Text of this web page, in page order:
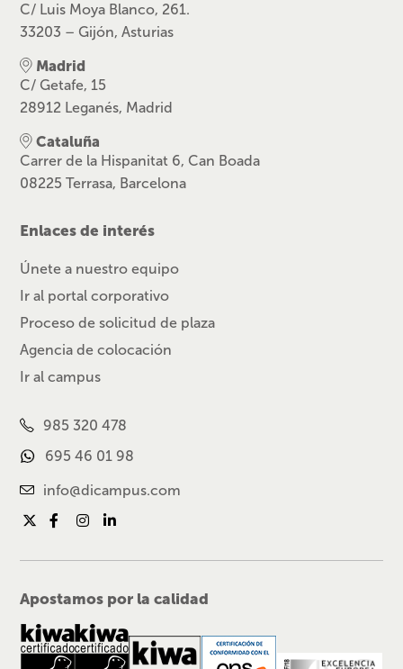
C/ Luis Moya Blanco, 261.
33203 – Gijón, Asturias
Madrid
C/ Getafe, 15
28912 Leganés, Madrid
Cataluña
Carrer de la Hispanitat 6, Can Boada
08225 Terrasa, Barcelona
Enlaces de interés
Únete a nuestro equipo
Ir al portal corporativo
Proceso de solicitud de plaza
Agencia de colocación
Ir al campus
985 320 478
695 46 01 98
info@dicampus.com
Apostamos por la calidad